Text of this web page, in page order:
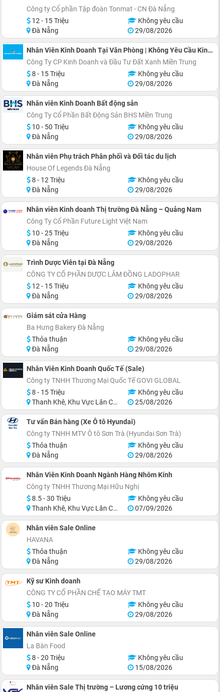
Công ty Cổ phần Tập đoàn Tonmat - CN Đà Nẵng
12 - 15 Triệu
Không yêu cầu
Đà Nẵng
29/08/2026
Nhân Viên Kinh Doanh Tại Văn Phòng | Không Yêu Cầu Kinh Nghiệm | Lương 8–15 Triệu | Thu Nhập Đến 100
Công Ty CP Kinh Doanh và Đầu Tư Đất Xanh Miền Trung
8 - 15 Triệu
Không yêu cầu
Đà Nẵng
29/08/2026
Nhân viên Kinh Doanh Bất động sản
Công Ty Cổ Phần Bất Động Sản BHS Miền Trung
10 - 50 Triệu
Không yêu cầu
Đà Nẵng
29/08/2026
Nhân viên Phụ trách Phân phối và Đối tác du lịch
House Of Legends Đà Nẵng
8 - 12 Triệu
Không yêu cầu
Đà Nẵng
29/08/2026
Nhân viên Kinh doanh Thị trường Đà Nẵng – Quảng Nam
Công Ty Cổ Phần Future Light Việt Nam
10 - 25 Triệu
Không yêu cầu
Đà Nẵng
29/08/2026
Trình Dược Viên tại Đà Nẵng
CÔNG TY CỔ PHẦN DƯỢC LÂM ĐỒNG LADOPHAR
12 - 15 Triệu
Không yêu cầu
Đà Nẵng
29/08/2026
Giám sát cửa Hàng
Ba Hưng Bakery Đà Nẵng
Thỏa thuận
Không yêu cầu
Đà Nẵng
29/08/2026
Nhân Viên Kinh Doanh Quốc Tế (Sale)
Công ty TNHH Thương Mại Quốc Tế GOVI GLOBAL
8 - 15 Triệu
Không yêu cầu
Thanh Khê, Khu Vực Lân Cận Đà Nẵng
25/08/2026
Tư vấn Bán hàng (Xe Ô tô Hyundai)
Công ty TNHH MTV Ô tô Sơn Trà (Hyundai Sơn Trà)
Thỏa thuận
Không yêu cầu
Đà Nẵng
29/08/2026
Nhân Viên Kinh Doanh Ngành Hàng Nhôm Kính
Công ty TNHH Thương Mại Hữu Nghị
8.5 - 30 Triệu
Không yêu cầu
Thanh Khê, Khu Vực Lân Cận Đà Nẵng
07/09/2026
Nhân viên Sale Online
HAVANA
Thỏa thuận
Không yêu cầu
Đà Nẵng
29/08/2026
Kỹ sư Kinh doanh
CÔNG TY CỐ PHẦN CHẾ TẠO MÁY TMT
10 - 20 Triệu
Không yêu cầu
Đà Nẵng
29/08/2026
Nhân viên Sale Online
La Bàn Food
8 - 20 Triệu
Không yêu cầu
Đà Nẵng
15/08/2026
Nhân viên Sale Thị trường – Lương cứng 10 triệu